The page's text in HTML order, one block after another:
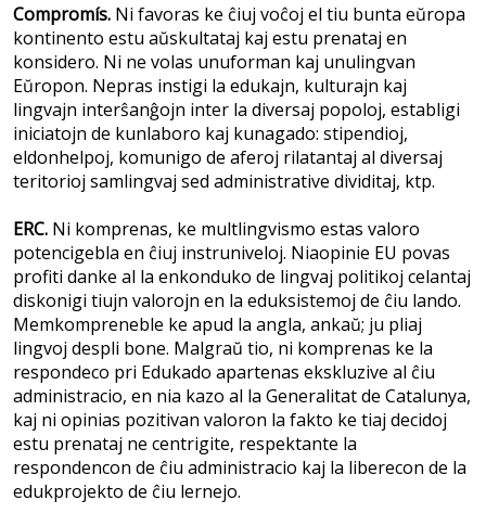
Compromís. Ni favoras ke ĉiuj voĉoj el tiu bunta eŭropa
kontinento estu aŭskultataj kaj estu prenataj en
konsidero. Ni ne volas unuforman kaj unulingvan
Eŭropon. Nepras instigi la edukajn, kulturajn kaj
lingvajn interŝanĝojn inter la diversaj popoloj, establigi
iniciatojn de kunlaboro kaj kunagado: stipendioj,
eldonhelpoj, komunigo de aferoj rilatantaj al diversaj
teritorioj samlingvaj sed administrative dividitaj, ktp.
ERC. Ni komprenas, ke multlingvismo estas valoro
potencigebla en ĉiuj instruniveloj. Niaopinie EU povas
profiti danke al la enkonduko de lingvaj politikoj celantaj
diskonigi tiujn valorojn en la eduksistemoj de ĉiu lando.
Memkompreneble ke apud la angla, ankaŭ; ju pliaj
lingvoj despli bone. Malgraŭ tio, ni komprenas ke la
respondeco pri Edukado apartenas ekskluzive al ĉiu
administracio, en nia kazo al la Generalitat de Catalunya,
kaj ni opinias pozitivan valoron la fakto ke tiaj decidoj
estu prenataj ne centrigite, respektante la
respondencon de ĉiu administracio kaj la liberecon de la
edukprojekto de ĉiu lernejo.